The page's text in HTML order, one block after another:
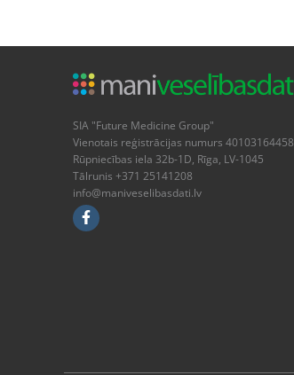
SIA "Future Medicine Group"
Vienotais reģistrācijas numurs 40103164458
Rūpniecības iela 32b-1D, Rīga, LV-1045
Tālrunis +371 25141208
info@maniveselibasdati.lv